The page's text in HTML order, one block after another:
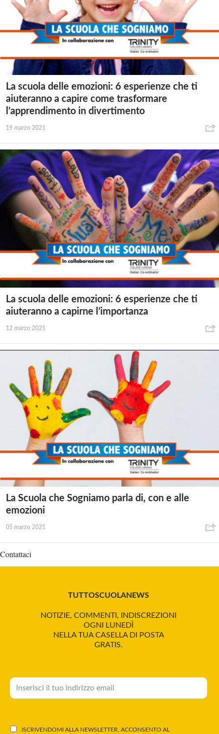
La scuola delle emozioni: 6 esperienze che ti
aiuteranno a capire come trasformare
l’apprendimento in divertimento
19 marzo 2021
La scuola delle emozioni: 6 esperienze che ti
aiuteranno a capirne l’importanza
12 marzo 2021
La Scuola che Sogniamo parla di, con e alle
emozioni
05 marzo 2021
Contattaci
TUTTOSCUOLANEWS
NOTIZIE, COMMENTI, INDISCREZIONI
OGNI LUNEDÌ
NELLA TUA CASELLA DI POSTA
GRATIS.
ISCRIVENDOMI ALLA NEWSLETTER, ACCONSENTO AL